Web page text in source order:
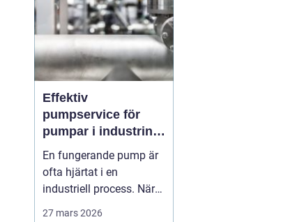
samarbete och ett...
Effektiv
pumpservice för
pumpar i industrin –
så undviks dyra
driftstopp
En fungerande pump är
ofta hjärtat i en
industriell process. När
27 mars 2026